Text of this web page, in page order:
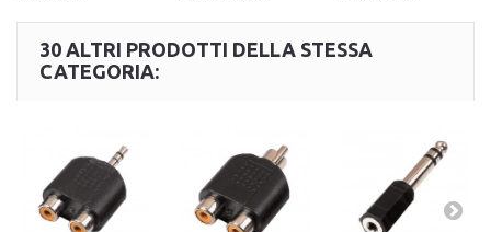
30 ALTRI PRODOTTI DELLA STESSA
CATEGORIA: